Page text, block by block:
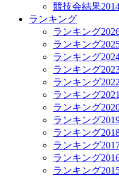
競技会結果
ランキング
ランキング
ランキング
ランキング
ランキング
ランキング2022
ランキング2021
ランキング
ランキング
ランキング
ランキング
ランキング
ランキング